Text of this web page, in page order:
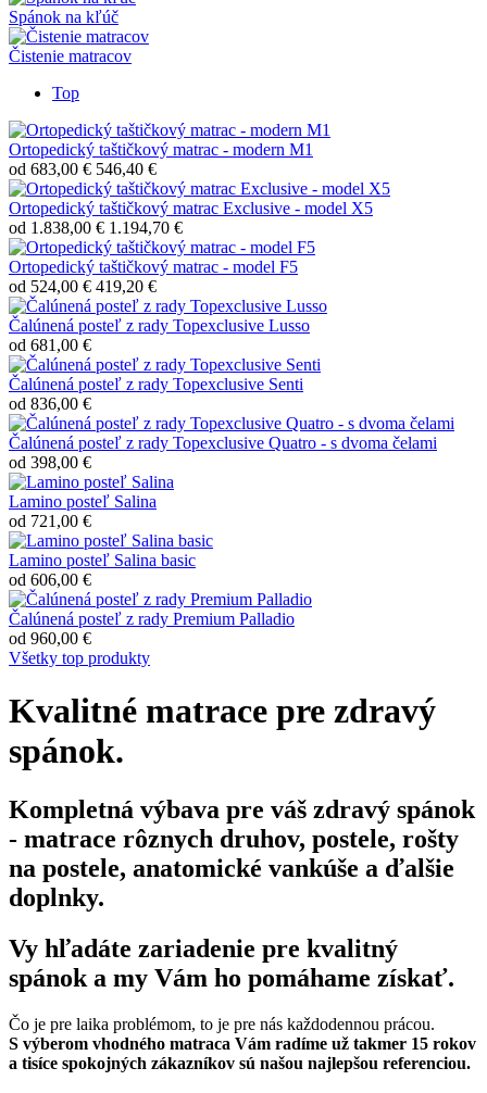
Spánok na kľúč
Čistenie matracov
Top
Ortopedický taštičkový matrac - modern M1
od 683,00 € 546,40 €
Ortopedický taštičkový matrac Exclusive - model X5
od 1.838,00 € 1.194,70 €
Ortopedický taštičkový matrac - model F5
od 524,00 € 419,20 €
Čalúnená posteľ z rady Topexclusive Lusso
od 681,00 €
Čalúnená posteľ z rady Topexclusive Senti
od 836,00 €
Čalúnená posteľ z rady Topexclusive Quatro - s dvoma čelami
od 398,00 €
Lamino posteľ Salina
od 721,00 €
Lamino posteľ Salina basic
od 606,00 €
Čalúnená posteľ z rady Premium Palladio
od 960,00 €
Všetky top produkty
Kvalitné matrace pre zdravý
spánok.
Kompletná výbava pre váš zdravý spánok
- matrace rôznych druhov, postele, rošty
na postele, anatomické vankúše a ďalšie
doplnky.
Vy hľadáte zariadenie pre kvalitný
spánok a my Vám ho pomáhame získať.
Čo je pre laika problémom, to je pre nás každodennou prácou.
S výberom vhodného matraca Vám radíme už takmer 15 rokov
a tisíce spokojných zákazníkov sú našou najlepšou referenciou.